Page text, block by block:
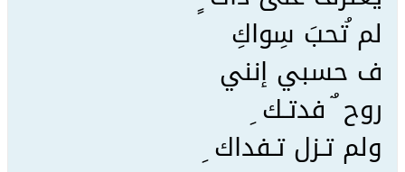
لم ُتحبَ سِواكِ
ف حسبي إنني
روح ٌ فدتـك ِ
ولم تـزل تـفداك ِ